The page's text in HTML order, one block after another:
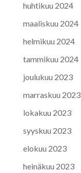
huhtikuu 2024
maaliskuu 2024
helmikuu 2024
tammikuu 2024
joulukuu 2023
marraskuu 2023
lokakuu 2023
syyskuu 2023
elokuu 2023
heinäkuu 2023